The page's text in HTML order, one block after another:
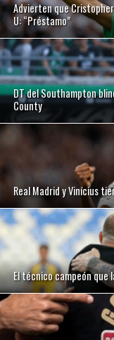
Advierten que
U: “Préstamo”
DT del Southampton
County
Real Madrid y Vinícius
El técnico campeón que